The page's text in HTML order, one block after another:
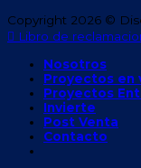
Copyright 2026 ©
Libro de
Nosotros
Proyectos en
Proyectos
Invierte
Post Venta
Contacto